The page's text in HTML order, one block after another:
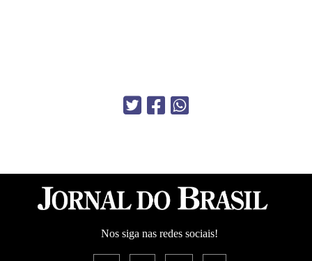
Nos siga nas redes sociais!